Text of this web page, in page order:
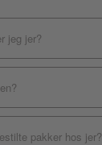
jeg jer?
pakker hos jer?